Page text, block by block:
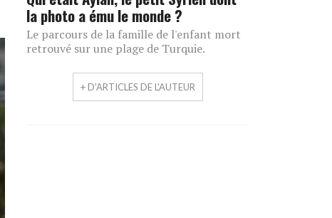
la photo a ému le monde ?
Le parcours de la famille de l'enfant mort
retrouvé sur une plage de Turquie.
+ D'ARTICLES DE L'AUTEUR